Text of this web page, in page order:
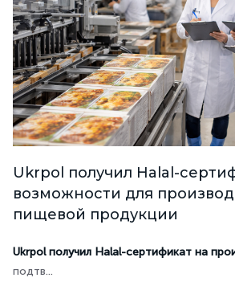
Ukrpol получил Halal-
возможности для
пищевой продукции
Ukrpol получил Halal-сертификат на
подтв...